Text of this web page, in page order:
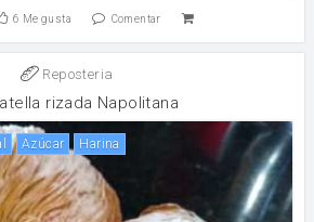
6 Me gusta Comentar
Reposteria
rizada Napolitana
Azúcar harina